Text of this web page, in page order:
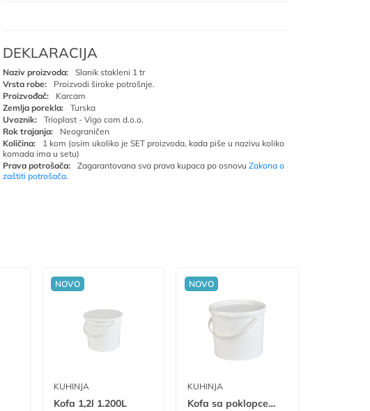
DEKLARACIJA
Naziv proizvoda:
Slanik stakleni 1 tr
Vrsta robe:
Proizvodi široke potrošnje.
Proizvođač:
Karcam
Zemlja porekla:
Turska
Uvoznik:
Trioplast - Vigo com d.o.o.
Rok trajanja:
Neograničen
Količina:
1 kom (osim ukoliko je SET proizvoda, kada piše u nazivu koliko
komada ima u setu)
Prava potrošača:
Zagarantovana sva prava kupaca po osnovu Zakona o
zaštiti potrošača.
NOVO
KUHINJA
Kofa 1,2l 1.200L
NOVO
KUHINJA
Kofa sa poklopcem 5,5l 5.500L